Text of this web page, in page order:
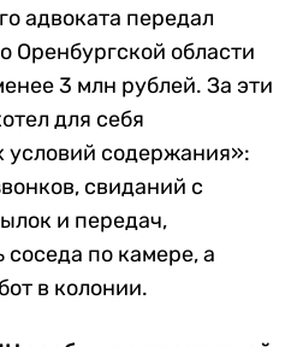
адвоката передал
области
3 млн рублей. За эти
для себя
содержания»:
свиданий с
и передач,
по камере, а
в колонии.